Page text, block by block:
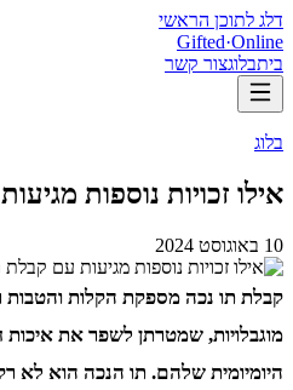
דלג לתוכן הראשי
Gifted·Online
ביתבלוגצור קשר
בלוג
אילו זכויות נוספות
10 באוגוסט 2024
קבלת תו נכה מספקת הקלות והטבות
מוגבלויות, שמטרתן לשפר את
היומיומית שלהם. תו הנכה הוא לא